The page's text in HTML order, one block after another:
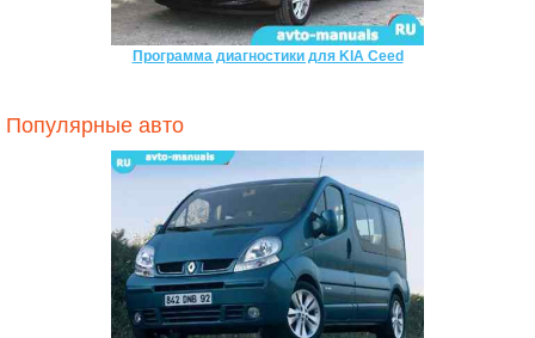
Программа диагностики для KIA Ceed
Популярные авто